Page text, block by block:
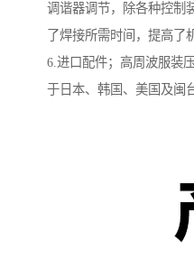
调谐器调节，除各种控制
了焊接所需时间，提高了
6.进口配件；高周波服装
于日本、韩国、美国及闽